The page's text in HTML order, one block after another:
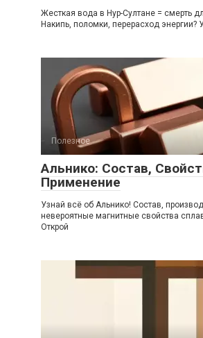
Жесткая вода в Нур-Султане = смерть
Накипь, поломки, перерасход энергии?
Полезное
Альнико: Состав,
Применение
Узнай всё об Альнико! Состав,
невероятные магнитные свойства
Открой